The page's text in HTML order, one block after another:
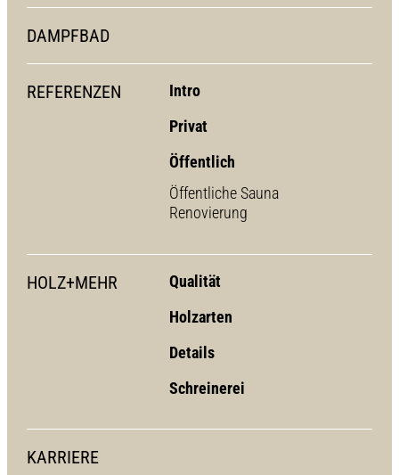
DAMPFBAD
REFERENZEN
Intro
Privat
Öffentlich
Öffentliche Sauna
Renovierung
HOLZ+MEHR
Qualität
Holzarten
Details
Schreinerei
KARRIERE